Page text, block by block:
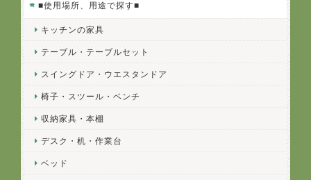
■使用場所、用途で探す■
キッチンの家具
テーブル・テーブルセット
スイングドア・ウエスタンドア
椅子・スツール・ベンチ
収納家具・本棚
デスク・机・作業台
ベッド